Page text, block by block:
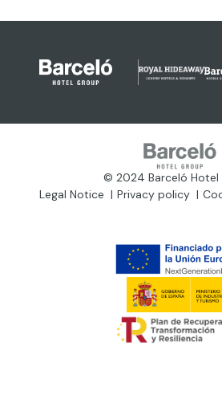
© 2024 Barceló Hotel
Legal Notice
Privacy policy